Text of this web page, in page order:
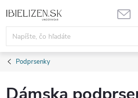
na
obsah
Podprsenky